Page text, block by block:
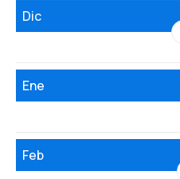
Dic
Ene
Feb